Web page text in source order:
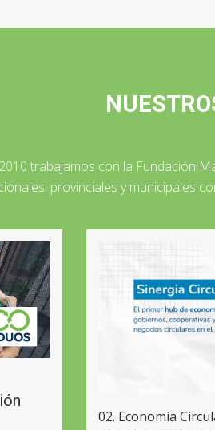
trabajamos con la Fundación
provinciales y municipales
02. Economía